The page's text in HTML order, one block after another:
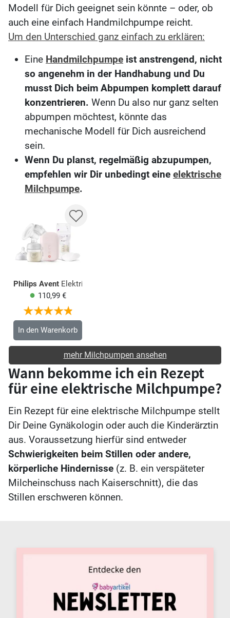
Modell für Dich geeignet sein könnte – oder, ob
auch eine einfach Handmilchpumpe reicht.
Um den Unterschied ganz einfach zu erklären:
Eine Handmilchpumpe ist anstrengend, nicht
so angenehm in der Handhabung und Du
musst Dich beim Abpumpen komplett darauf
konzentrieren. Wenn Du also nur ganz selten
abpumpen möchtest, könnte das
mechanische Modell für Dich ausreichend
sein.
Wenn Du planst, regelmäßig abzupumpen,
empfehlen wir Dir unbedingt eine elektrische
Milchpumpe.
Philips Avent Elektrische Milchpumpe Natural Motion SCF395/
110,99 €
In den Warenkorb
mehr Milchpumpen ansehen
Wann bekomme ich ein Rezept
für eine elektrische Milchpumpe?
Ein Rezept für eine elektrische Milchpumpe stellt
Dir Deine Gynäkologin oder auch die Kinderärztin
aus. Voraussetzung hierfür sind entweder
Schwierigkeiten beim Stillen oder andere,
körperliche Hindernisse (z. B. ein verspäteter
Milcheinschuss nach Kaiserschnitt), die das
Stillen erschweren können.